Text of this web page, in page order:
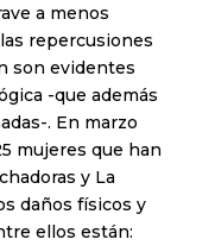
a menos
repercusiones
son evidentes
-que además
. En marzo
mujeres que han
y La
daños físicos y
ellos están: